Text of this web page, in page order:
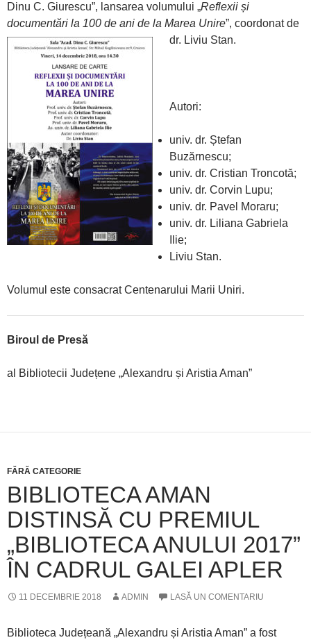
Dinu C. Giurescu”, lansarea volumului „Reflexii și
documentări la 100 de ani de la Marea Unire”, coordonat de
dr. Liviu Stan.
Autori:
univ. dr. Ștefan
Buzărnescu;
univ. dr. Cristian Troncotă;
univ. dr. Corvin Lupu;
univ. dr. Pavel Moraru;
univ. dr. Liliana Gabriela
Ilie;
Liviu Stan.
Volumul este consacrat Centenarului Marii Uniri.
Biroul de Presă
al Bibliotecii Județene „Alexandru și Aristia Aman”
FĂRĂ CATEGORIE
BIBLIOTECA AMAN
DISTINSĂ CU PREMIUL
„BIBLIOTECA ANULUI 2017”
ÎN CADRUL GALEI APLER
11 DECEMBRIE 2018 ADMIN LASĂ UN COMENTARIU
Biblioteca Județeană „Alexandru și Aristia Aman” a fost